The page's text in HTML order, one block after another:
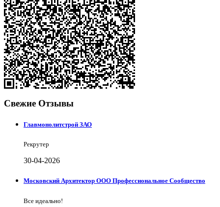
Свежие Отзывы
Главмонолитстрой ЗАО
Рекрутер
30-04-2026
Московский Архитектор ООО Профессиональное Сообщество
Все идеально!